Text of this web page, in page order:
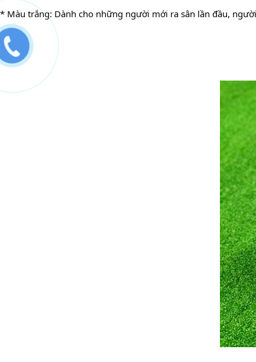
* Màu trắng: Dành cho những người mới ra sân lần đầu,